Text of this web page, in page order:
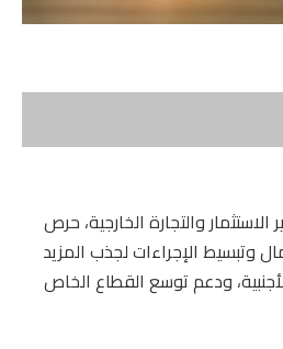
والتجارة الخارجية، حرص
وتبسيط الإجراءات لجذب المزيد
ودعم توسع القطاع الخاص